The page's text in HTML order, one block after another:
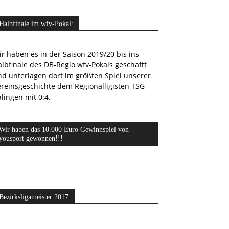
im wfv-Pokal:
haben es in der Saison 2019/20 bis ins
des DB-Regio wfv-Pokals geschafft
unterlagen dort im größten Spiel unserer
dem Regionalligisten TSG
mit 0:4.
haben das 10.000 Euro Gewinnspiel von
gewonnen!!!
2017